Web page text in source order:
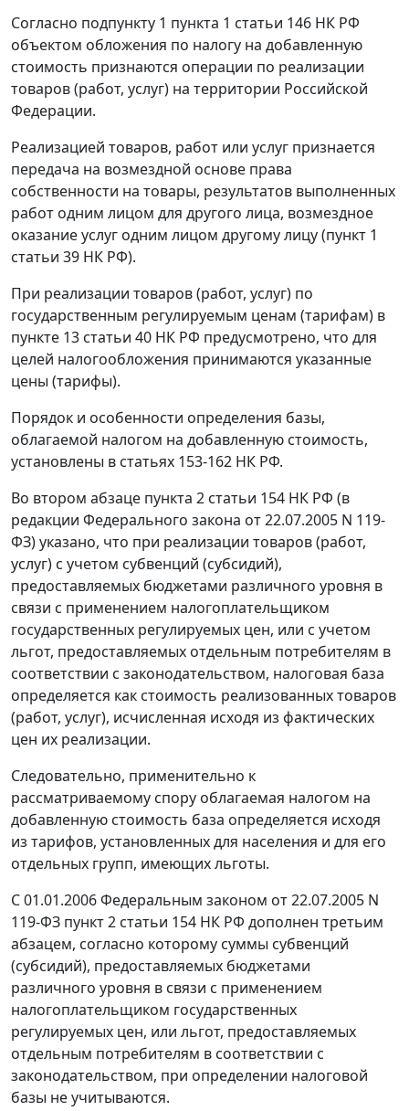
Согласно подпункту 1 пункта 1 статьи 146 НК РФ
объектом обложения по налогу на добавленную
стоимость признаются операции по реализации
товаров (работ, услуг) на территории Российской
Федерации.
Реализацией товаров, работ или услуг признается
передача на возмездной основе права
собственности на товары, результатов выполненных
работ одним лицом для другого лица, возмездное
оказание услуг одним лицом другому лицу (пункт 1
статьи 39 НК РФ).
При реализации товаров (работ, услуг) по
государственным регулируемым ценам (тарифам) в
пункте 13 статьи 40 НК РФ предусмотрено, что для
целей налогообложения принимаются указанные
цены (тарифы).
Порядок и особенности определения базы,
облагаемой налогом на добавленную стоимость,
установлены в статьях 153-162 НК РФ.
Во втором абзаце пункта 2 статьи 154 НК РФ (в
редакции Федерального закона от 22.07.2005 N 119-
ФЗ) указано, что при реализации товаров (работ,
услуг) с учетом субвенций (субсидий),
предоставляемых бюджетами различного уровня в
связи с применением налогоплательщиком
государственных регулируемых цен, или с учетом
льгот, предоставляемых отдельным потребителям в
соответствии с законодательством, налоговая база
определяется как стоимость реализованных товаров
(работ, услуг), исчисленная исходя из фактических
цен их реализации.
Следовательно, применительно к
рассматриваемому спору облагаемая налогом на
добавленную стоимость база определяется исходя
из тарифов, установленных для населения и для его
отдельных групп, имеющих льготы.
С 01.01.2006Федеральным законом от 22.07.2005 N
119-ФЗ пункт 2 статьи 154 НК РФ дополнен третьим
абзацем, согласно которому суммы субвенций
(субсидий), предоставляемых бюджетами
различного уровня в связи с применением
налогоплательщиком государственных
регулируемых цен, или льгот, предоставляемых
отдельным потребителям в соответствии с
законодательством, при определении налоговой
базы не учитываются.